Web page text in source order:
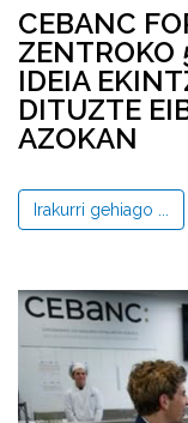
CEBANC
ZENTROKO
IDEIA
DITUZTE
AZOKAN
Irakurri gehiago ...